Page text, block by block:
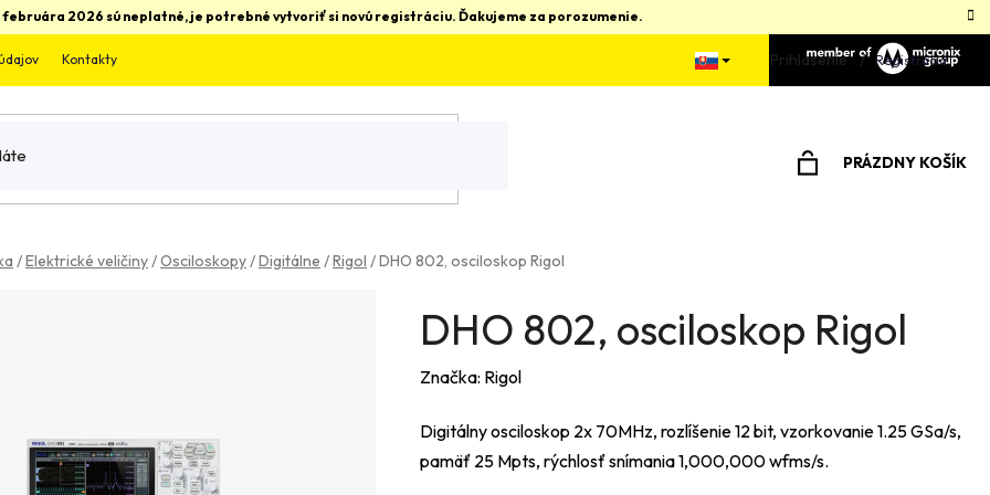
2026 sú neplatné, je potrebné vytvoriť si novú registráciu. Ďakujeme za porozumenie.
Kontakty Prihlásenie Registrácia
PRÁZDNY KOŠÍK
/Elektrické veličiny/Osciloskopy/Digitálne /Rigol /DHO 802, osciloskop Rigol
DHO 802, osciloskop Rigol
Značka: Rigol
Digitálny osciloskop 2x 70MHz, rozlíšenie 12 bit, vzorkovanie 1.25 GSa/s,
pamäť 25 Mpts, rýchlosť snímania 1,000,000 wfms/s.